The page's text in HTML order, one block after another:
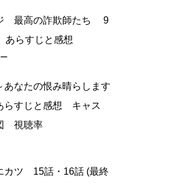
最高の詐欺師たち 9
らすじと感想
あなたの恨み晴らします
すじと感想 キャス
視聴率
カツ 15話・16話 (最終